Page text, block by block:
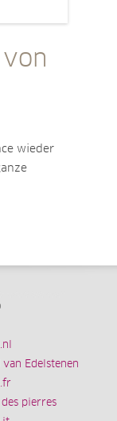
wieder
van Edelstenen
des pierres